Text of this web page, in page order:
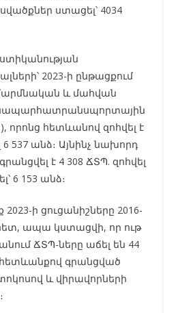
ստացել՝ 4034
2023-ի ընթացքում
և մահվան
հետևանով զոհվել է
537 անձ։ Այնինչ նախորդ
է 4 308 ՃՏՊ. զոհվել
6 153 անձ։
ի ցուցանիշները 2016-
ապա կստացվի, որ ութ
ՃՏՊ-ները աճել են 44
գրանցված
և վիրավորների